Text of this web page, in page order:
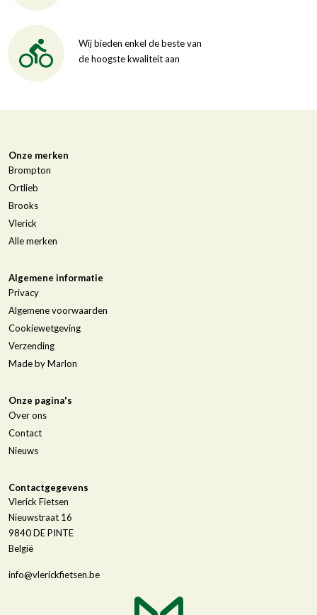
Wij bieden enkel de beste van
de hoogste kwaliteit aan
Onze merken
Brompton
Ortlieb
Brooks
Vlerick
Alle merken
Algemene informatie
Privacy
Algemene voorwaarden
Cookiewetgeving
Verzending
Made by Marlon
Onze pagina's
Over ons
Contact
Nieuws
Contactgegevens
Vlerick Fietsen
Nieuwstraat 16
9840DE PINTE
België
info@vlerickfietsen.be